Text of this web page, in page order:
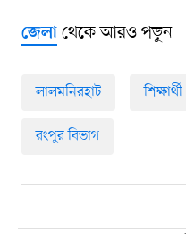
জেলাথেকে আরও পড়ুন
লালমনিরহাট শিক্ষার্থী
রংপুর বিভাগ